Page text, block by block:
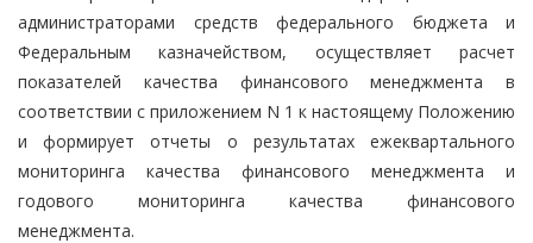
администраторами средств федерального бюджета и
Федеральным казначейством, осуществляет расчет
показателей качества финансового менеджмента в
соответствии с приложением N 1 к настоящему Положению
и формирует отчеты о результатах ежеквартального
мониторинга качества финансового менеджмента и
годового мониторинга качества финансового
менеджмента.